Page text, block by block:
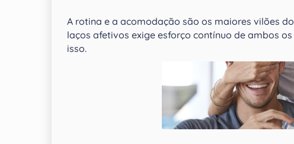
A rotina e a acomodação são os maiores vilões
laços afetivos exige esforço contínuo de ambos
isso.